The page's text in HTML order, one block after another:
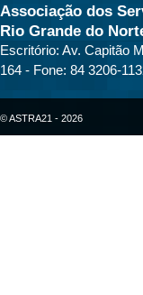
Associação dos
Rio Grande do
Escritório: Av. Capitão
164 - Fone: 84 3206-
© ASTRA21 - 2026